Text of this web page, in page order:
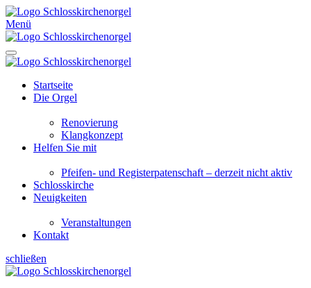
Menü
Startseite
Die Orgel
Renovierung
Klangkonzept
Helfen Sie mit
Pfeifen- und Registerpatenschaft – derzeit nicht aktiv
Schlosskirche
Neuigkeiten
Veranstaltungen
Kontakt
schließen